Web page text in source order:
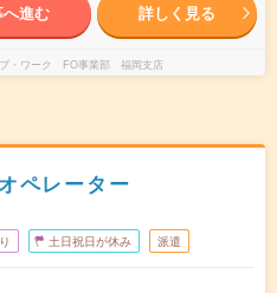
へ進む 詳しく見る
ブ・ワーク FO事業部 福岡支店
ペレーター
土日祝日が休み 派遣